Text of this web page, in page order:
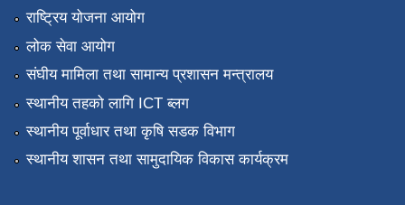
राष्ट्रिय योजना आयोग
लोक सेवा आयोग
संघीय मामिला तथा सामान्य प्रशासन मन्त्रालय
स्थानीय तहको लागि ICT ब्लग
स्थानीय पूर्वाधार तथा कृषि सडक विभाग
स्थानीय शासन तथा सामुदायिक विकास कार्यक्रम